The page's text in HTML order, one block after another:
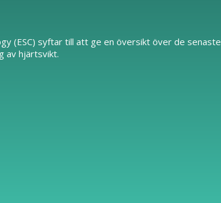
(ESC) syftar till att ge en översikt över de senaste
av hjärtsvikt.